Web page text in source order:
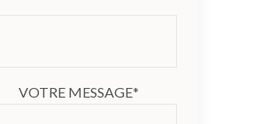
VOTRE MESSAGE*